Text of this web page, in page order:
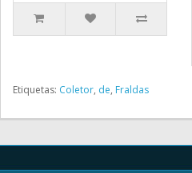
Etiquetas: Coletor, de, Fraldas